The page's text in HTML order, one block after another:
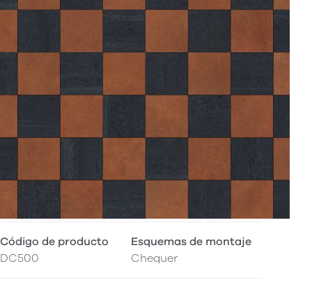
Código de producto
DC500
Esquemas de montaje
Chequer